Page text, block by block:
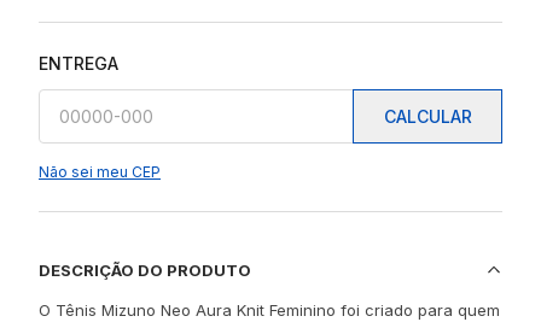
ENTREGA
CALCULAR
Não sei meu CEP
DESCRIÇÃO DO PRODUTO
O Tênis Mizuno Neo Aura Knit Feminino foi criado para quem